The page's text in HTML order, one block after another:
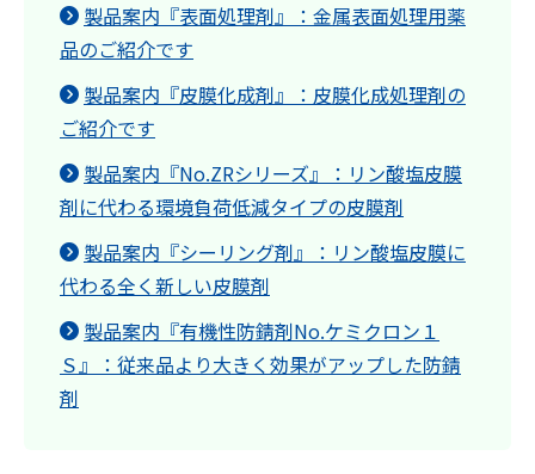
製品案内『表面処理剤』：金属表面処理用薬
品のご紹介です
製品案内『皮膜化成剤』：皮膜化成処理剤の
ご紹介です
製品案内『No.ZRシリーズ』：リン酸塩皮膜
剤に代わる環境負荷低減タイプの皮膜剤
製品案内『シーリング剤』：リン酸塩皮膜に
代わる全く新しい皮膜剤
製品案内『有機性防錆剤No.ケミクロン１
Ｓ』：従来品より大きく効果がアップした防錆
剤